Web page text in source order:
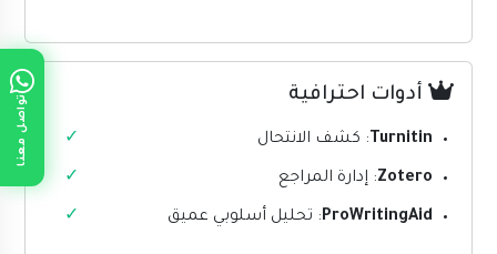
تواصل معنا أدوات احترافية
Turnitin : كشف الانتحال
Zotero: إدارة المراجع
ProWritingAid: تحليل أسلوبي عميق